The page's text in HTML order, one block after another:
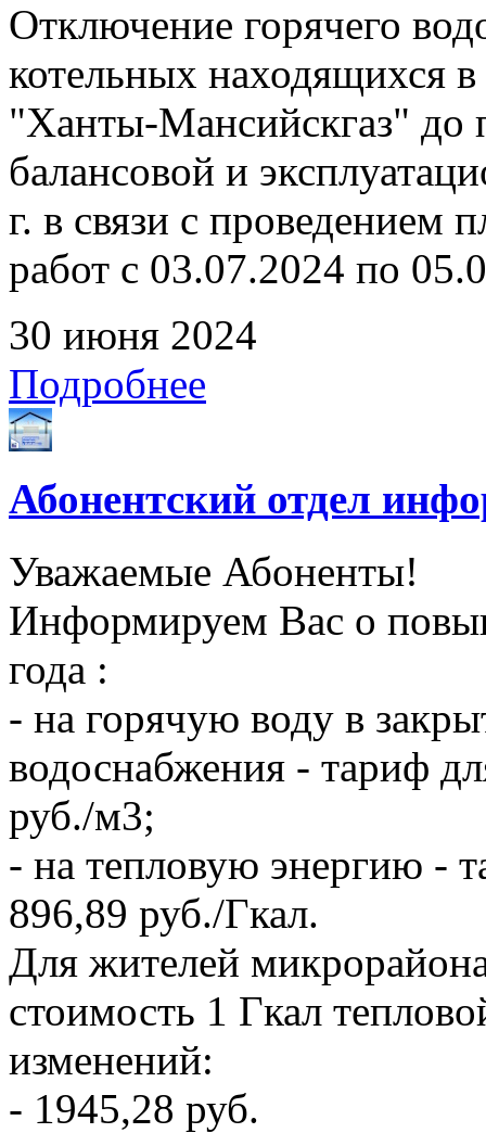
Отключение горячего
котельных находящихся
"Ханты-Мансийскгаз" до
балансовой и
г. в связи с проведением
работ с 03.07.2024 по
30 июня 2024
Подробнее
Абонентский отдел
Уважаемые Абоненты!
Информируем Вас о
года :
- на горячую воду в
водоснабжения - тариф
руб./м3;
- на тепловую энергию -
896,89 руб./Гкал.
Для жителей
стоимость 1 Гкал
изменений:
- 1945,28 руб.